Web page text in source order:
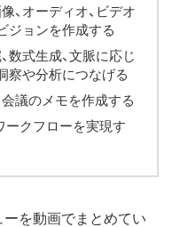
、オーディオ、ビデオ
ジョンを作成する
数式生成、文脈に応じ
察や分析につなげる
議のメモを作成する
ークフローを実現す
を動画でまとめてい